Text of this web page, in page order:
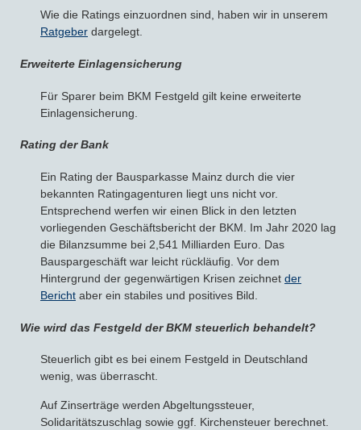
Wie die Ratings einzuordnen sind, haben wir in unserem
Ratgeber dargelegt.
Erweiterte Einlagensicherung
Für Sparer beim BKM Festgeld gilt keine erweiterte
Einlagensicherung.
Rating der Bank
Ein Rating der Bausparkasse Mainz durch die vier
bekannten Ratingagenturen liegt uns nicht vor.
Entsprechend werfen wir einen Blick in den letzten
vorliegenden Geschäftsbericht der BKM. Im Jahr 2020 lag
die Bilanzsumme bei 2,541 Milliarden Euro. Das
Bauspargeschäft war leicht rückläufig. Vor dem
Hintergrund der gegenwärtigen Krisen zeichnet der
Bericht aber ein stabiles und positives Bild.
Wie wird das Festgeld der BKM steuerlich behandelt?
Steuerlich gibt es bei einem Festgeld in Deutschland
wenig, was überrascht.
Auf Zinserträge werden Abgeltungssteuer,
Solidaritätszuschlag sowie ggf. Kirchensteuer berechnet.